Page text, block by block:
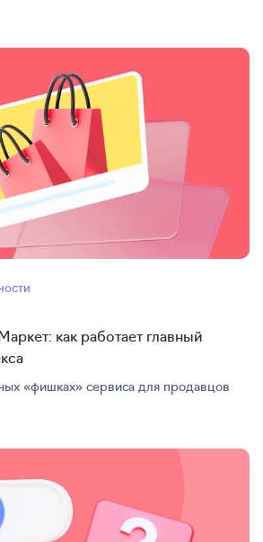
как работает главный
«фишках» сервиса для продавцов